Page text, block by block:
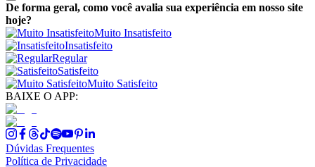
De forma geral, como você avalia sua experiência em nosso site
hoje?
Muito Insatisfeito
Insatisfeito
Regular
Satisfeito
Muito Satisfeito
BAIXE O APP:
Dúvidas Frequentes
Política de Privacidade